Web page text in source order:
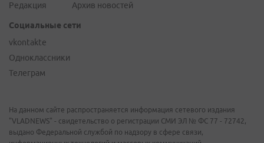
Редакция
Архив новостей
Социальные сети
vkontakte
Одноклассники
Телеграм
На данном сайте распространяется информация сетевого издания
"VLADNEWS" - свидетельство о регистрации СМИ ЭЛ № ФС 77 - 72742,
выдано Федеральной службой по надзору в сфере связи,